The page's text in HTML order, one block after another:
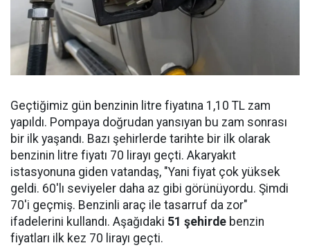
Geçtiğimiz gün benzinin litre fiyatına 1,10 TL zam
yapıldı. Pompaya doğrudan yansıyan bu zam sonrası
bir ilk yaşandı. Bazı şehirlerde tarihte bir ilk olarak
benzinin litre fiyatı 70 lirayı geçti. Akaryakıt
istasyonuna giden vatandaş, "Yani fiyat çok yüksek
geldi. 60'lı seviyeler daha az gibi görünüyordu. Şimdi
70'i geçmiş. Benzinli araç ile tasarruf da zor"
ifadelerini kullandı. Aşağıdaki 51 şehirde benzin
fiyatları ilk kez 70 lirayı geçti.